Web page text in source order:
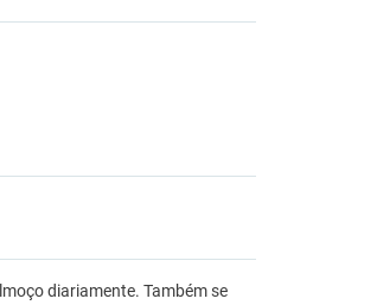
diariamente. Também se